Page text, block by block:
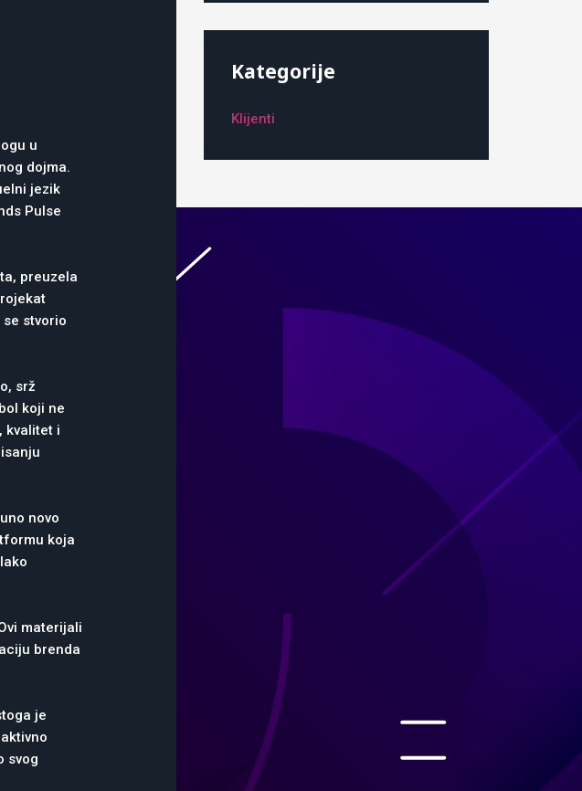
u
dojma.
jezik
Pulse
preuzela
stvorio
srž
koji ne
kvalitet i
novo
koja
materijali
brenda
je
svog
Kategorije
Klijenti